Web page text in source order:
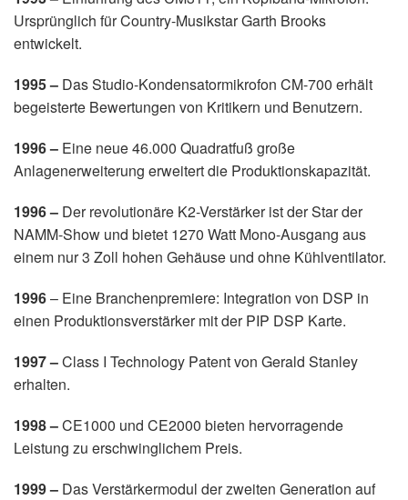
Ursprünglich für Country-Musikstar Garth Brooks
entwickelt.
1995 – Das Studio-Kondensatormikrofon CM-700 erhält
begeisterte Bewertungen von Kritikern und Benutzern.
1996 – Eine neue 46.000 Quadratfuß große
Anlagenerweiterung erweitert die Produktionskapazität.
1996 – Der revolutionäre K2-Verstärker ist der Star der
NAMM-Show und bietet 1270 Watt Mono-Ausgang aus
einem nur 3 Zoll hohen Gehäuse und ohne Kühlventilator.
1996– Eine Branchenpremiere: Integration von DSP in
einen Produktionsverstärker mit der PIP DSP Karte.
1997 –Class I Technology Patent von Gerald Stanley
erhalten.
1998 –CE1000 und CE2000 bieten hervorragende
Leistung zu erschwinglichem Preis.
1999 – Das Verstärkermodul der zweiten Generation auf